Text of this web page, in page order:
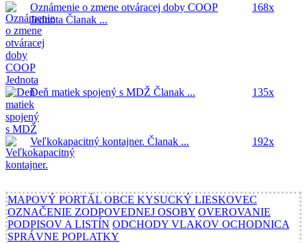
Oznámenie o zmene otváracej doby COOP
Jednota Članak ...
168x
Deň matiek spojený s MDŽ Članak ... 135x
Veľkokapacitný kontajner. Članak ... 192x
MAPOVÝ PORTÁL OBCE KYSUCKÝ LIESKOVEC
OZNAČENIE ZODPOVEDNEJ OSOBY OVEROVANIE
PODPISOV A LISTÍN ODCHODY VLAKOV OCHODNICA
SPRÁVNE POPLATKY